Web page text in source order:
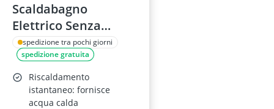
Scaldabagno
Elettrico Senza
Serbatoio da 18 kW
con Punto di Utilizzo
e Modulazione
Automatica
spedizione tra pochi giorni
spedizione gratuita
Riscaldamento
istantaneo: fornisce
acqua calda